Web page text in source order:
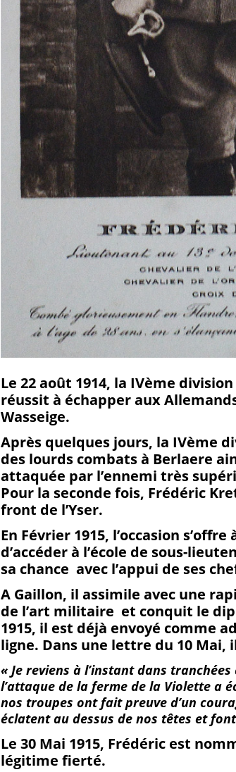
Le 22 août 1914, la IVème
réussit à échapper aux
Wasseige.
Après quelques jours, la IVème
des lourds combats à Berlaere
attaquée par l’ennemi très
Pour la seconde fois, Frédéric
front de l’Yser.
En Février 1915, l’occasion
d’accéder à l’école de sous-
sa chance avec l’appui de ses
A Gaillon, il assimile avec une
de l’art militaire et conquit le
1915, il est déjà envoyé comme
ligne. Dans une lettre du 10 Mai,
« Je reviens à l’instant dans
l’attaque de la ferme de la Violette a
nos troupes ont fait preuve d’un
éclatent au dessus de nos têtes et
Le 30 Mai 1915, Frédéric est
légitime fierté.